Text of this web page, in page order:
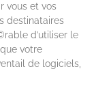
vous et vos
destinataires
d’utiliser le
votre
de logiciels,